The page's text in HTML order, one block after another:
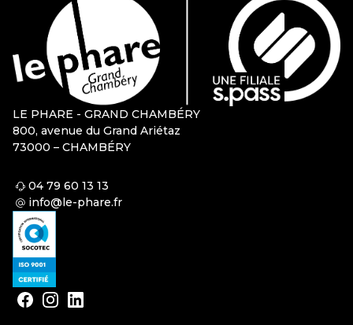
LE PHARE - GRAND CHAMBÉRY
800, avenue du Grand Ariétaz
73000 – CHAMBÉRY
04 79 60 13 13
info@le-phare.fr